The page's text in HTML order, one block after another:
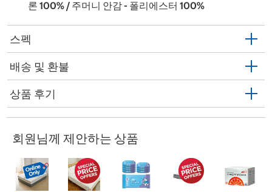
론 100% / 주머니 안감 - 폴리에스터 100%
스펙
배송 및 환불
상품 후기
회원님께 제안하는 상품